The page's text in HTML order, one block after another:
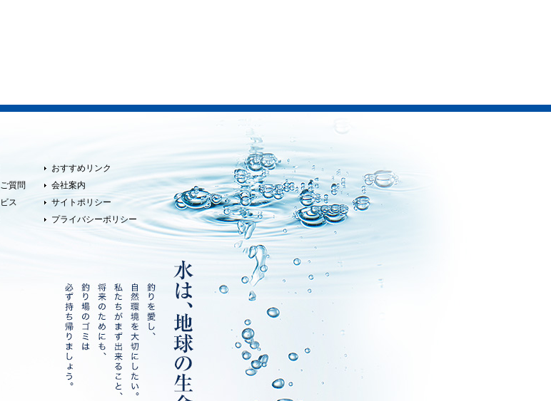
質問
ス
おすすめリンク
会社案内
サイトポリシー
プライバシーポリシー